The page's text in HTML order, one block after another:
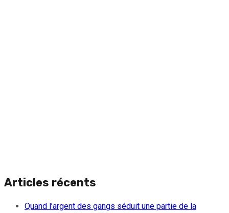
Articles récents
Quand l’argent des gangs séduit une partie de la